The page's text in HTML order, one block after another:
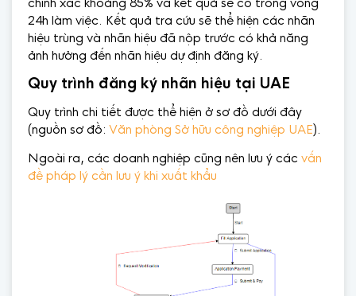
24h làm việc. Kết quả tra cứu sẽ thể hiện các nhãn
hiệu trùng và nhãn hiệu đã nộp trước có khả năng
ảnh hưởng đến nhãn hiệu dự định đăng ký.
Quy trình đăng ký nhãn hiệu tại UAE
Quy trình chi tiết được thể hiện ở sơ đồ dưới đây
(nguồn sơ đồ: Văn phòng Sở hữu công nghiệp UAE).
Ngoài ra, các doanh nghiệp cũng nên lưu ý các vấn
đề pháp lý cần lưu ý khi xuất khẩu